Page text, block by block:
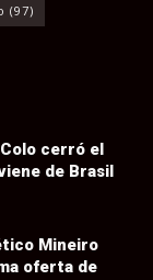
(97)
cerró el
de Brasil
Mineiro
oferta de